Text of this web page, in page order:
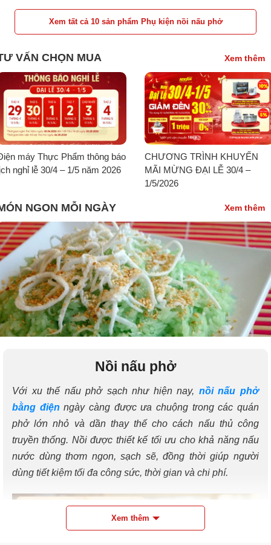
Xem tất cả 10 sản phẩm Phụ kiện nồi nấu phở
VẤN CHỌN MUA Xem thêm
máy Thực Phẩm thông báo
nghỉ lễ 30/4 – 1/5 năm 2026
CHƯƠNG TRÌNH KHUYẾN
MÃI MỪNG ĐẠI LỄ 30/4 –
1/5/2026
NGON MỖI NGÀY Xem thêm
hợp các cách nấu xôi lá dứa thơm ngon, lên chuẩn màu
Nồi nấu phở
Với xu thế nấu phở sạch như hiện nay, nồi nấu phở
bằng điện ngày càng được ưa chuộng trong các quán
phở lớn nhỏ và dần thay thế cho cách nấu thủ công
truyền thống. Nồi được thiết kế tối ưu cho khả năng nấu
nước dùng thơm ngon, sạch sẽ, đồng thời giúp người
dùng tiết kiệm tối đa công sức, thời gian và chi phí.
Xem thêm